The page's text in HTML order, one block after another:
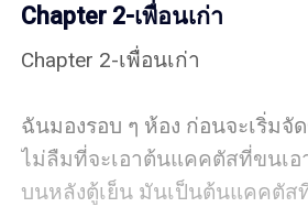
Chapter 2-เพื่อนเก่า
Chapter 2-เพื่อนเก่า
ฉันมองรอบ ๆ ห้อง ก่อนจะเริ่มจั
ไม่ลืมที่จะเอาต้นแคคตัสที่ขนเอ
บนหลังตู้เย็น มันเป็นต้นแคคตัส